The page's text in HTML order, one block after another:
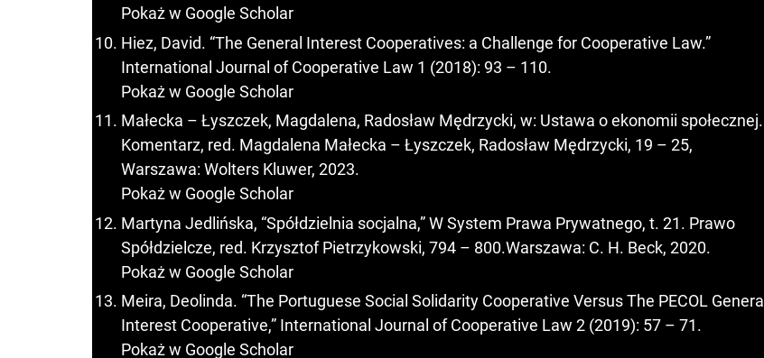
Pokaż w Google Scholar
Hiez, David. “The General Interest Cooperatives: a Challenge for Cooperative Law.”
International Journal of Cooperative Law 1 (2018): 93 – 110.
Pokaż w Google Scholar
Małecka – Łyszczek, Magdalena, Radosław Mędrzycki, w: Ustawa o ekonomii społecznej.
Komentarz, red. Magdalena Małecka – Łyszczek, Radosław Mędrzycki, 19 – 25,
Warszawa: Wolters Kluwer, 2023.
Pokaż w Google Scholar
Martyna Jedlińska, “Spółdzielnia socjalna,” W System Prawa Prywatnego, t. 21. Prawo
Spółdzielcze, red. Krzysztof Pietrzykowski, 794 – 800.Warszawa: C. H. Beck, 2020.
Pokaż w Google Scholar
Meira, Deolinda. “The Portuguese Social Solidarity Cooperative Versus The PECOL General
Interest Cooperative,” International Journal of Cooperative Law 2 (2019): 57 – 71.
Pokaż w Google Scholar